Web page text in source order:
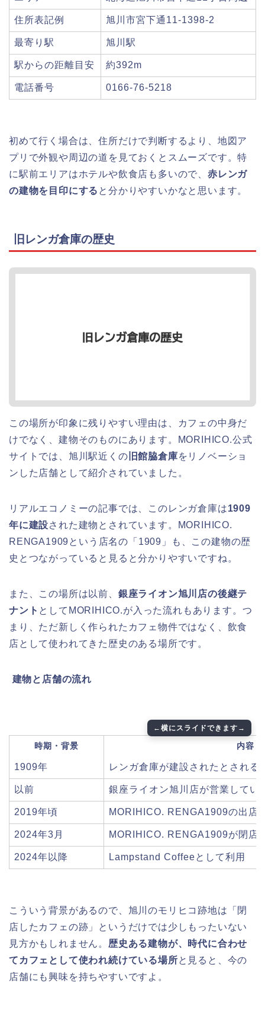
住所表記例 旭川市宮下通11-1398-2
最寄り駅 旭川駅
駅からの距離目安 約392m
電話番号 0166-76-5218
初めて行く場合は、住所だけで判断するより、地図ア
プリで外観や周辺の道を見ておくとスムーズです。特
に駅前エリアはホテルや飲食店も多いので、 赤レンガ
の建物を目印にする と分かりやすいかなと思います。
旧レンガ倉庫の歴史
この場所が印象に残りやすい理由は、カフェの中身だ
けでなく、建物そのものにあります。MORIHICO.公式
サイトでは、旭川駅近くの 旧館脇倉庫をリノベーショ
ンした店舗として紹介されていました。
リアルエコノミーの記事では、このレンガ倉庫は1909
年に建設された建物とされています。MORIHICO.
RENGA1909という店名の「1909」も、この建物の歴
史とつながっていると見ると分かりやすいですね。
また、この場所は以前、 銀座ライオン旭川店の後継テ
ナント としてMORIHICO.が入った流れもあります。つ
まり、ただ新しく作られたカフェ物件ではなく、飲食
店として使われてきた歴史のある場所です。
建物と店舗の流れ
時期・背景 内容
1909年 レンガ倉庫が建設されたとされる
以前 銀座ライオン旭川店が営業してい
2019年頃 MORIHICO. RENGA1909の出店
2024年3月 MORIHICO. RENGA1909が閉店
2024年以降 Lampstand Coffeeとして利用
こういう背景があるので、旭川のモリヒコ跡地は「閉
店したカフェの跡」というだけでは少しもったいない
見方かもしれません。 歴史ある建物が、時代に合わせ
てカフェとして使われ続けている場所と見ると、今の
店舗にも興味を持ちやすいですよ。